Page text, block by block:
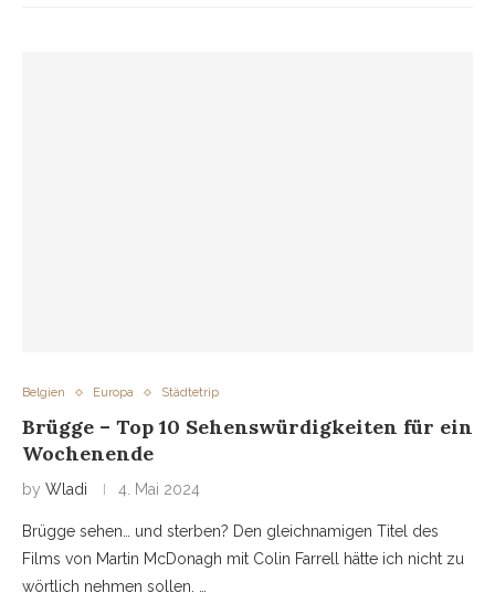
Belgien Europa Städtetrip
Brügge – Top 10 Sehenswürdigkeiten für ein
Wochenende
by Wladi 4. Mai 2024
Brügge sehen… und sterben? Den gleichnamigen Titel des
Films von Martin McDonagh mit Colin Farrell hätte ich nicht zu
wörtlich nehmen sollen. …